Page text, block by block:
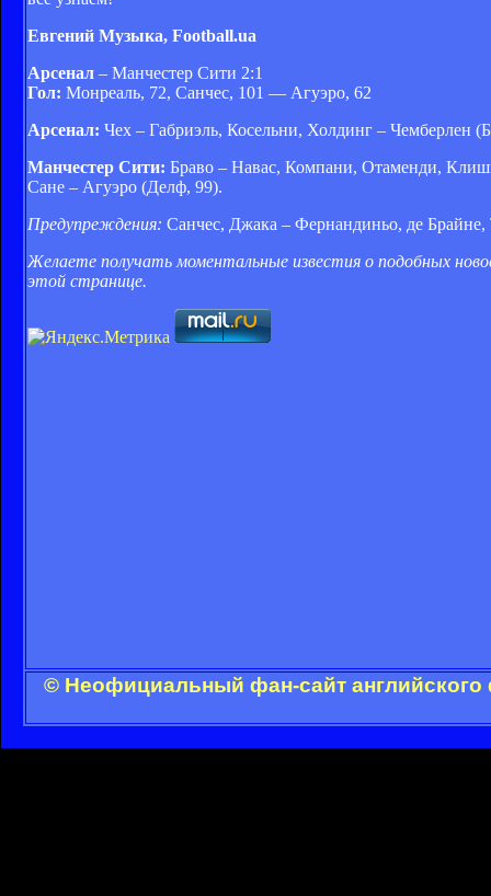
Евгений Музыка, Football.ua
Арсенал – Манчестер Сити 2:1
Гол: Монреаль, 72, Санчес, 101 — Агуэро, 62
Арсенал: Чех – Габриэль, Косельни, Холдинг – Чемберлен
Манчестер Сити: Браво – Навас, Компани, Отаменди,
Сане – Агуэро (Делф, 99).
Предупреждения: Санчес, Джака – Фернандиньо, де
Желаете получать моментальные известия о подобных
этой странице.
© Неофициальный фан-сайт английского